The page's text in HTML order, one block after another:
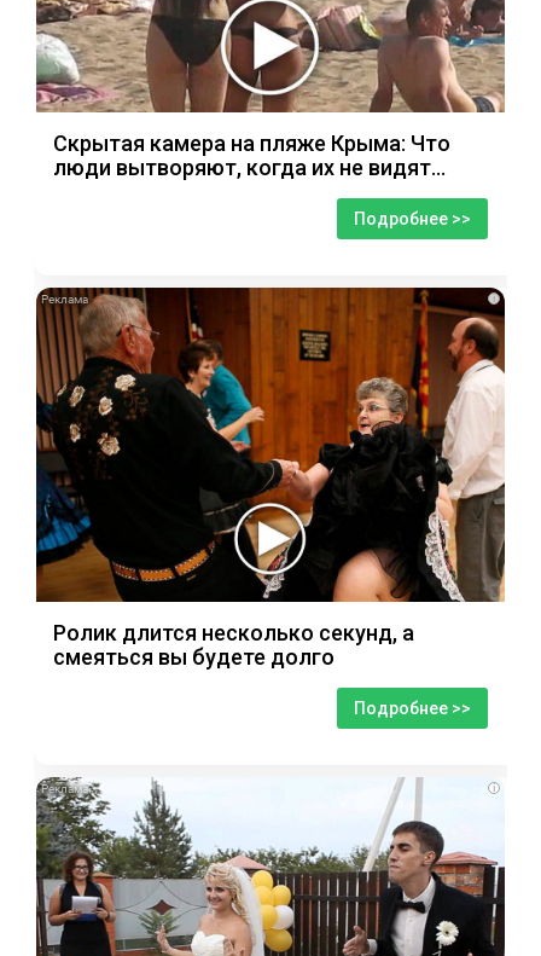
Скрытая камера на пляже Крыма: Что
люди вытворяют, когда их не видят...
Подробнее >>
i
Ролик длится несколько секунд, а
смеяться вы будете долго
Подробнее >>
i